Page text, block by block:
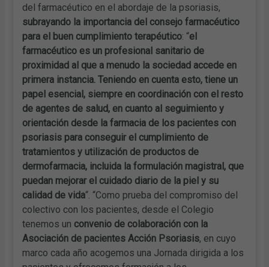
del farmacéutico en el abordaje de la psoriasis,
subrayando la importancia del consejo farmacéutico
para el buen cumplimiento terapéutico: “el
farmacéutico es un profesional sanitario de
proximidad al que a menudo la sociedad accede en
primera instancia. Teniendo en cuenta esto, tiene un
papel esencial, siempre en coordinación con el resto
de agentes de salud, en cuanto al seguimiento y
orientación desde la farmacia de los pacientes con
psoriasis para conseguir el cumplimiento de
tratamientos y utilización de productos de
dermofarmacia, incluida la formulación magistral, que
puedan mejorar el cuidado diario de la piel y su
calidad de vida“. “Como prueba del compromiso del
colectivo con los pacientes, desde el Colegio
tenemos un convenio de colaboración con la
Asociación de pacientes Acción Psoriasis, en cuyo
marco cada año acogemos una Jornada dirigida a los